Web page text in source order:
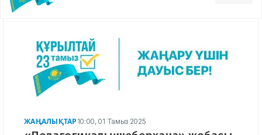
ЖАҢАЛЫҚТАР 10:00, 01 Тамыз 2025